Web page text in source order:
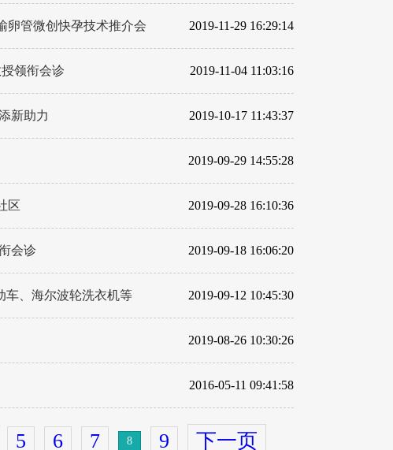
卵管微创快孕技术推介会 2019-11-29 16:29:14
领衔会诊 2019-11-04 11:03:16
新助力 2019-10-17 11:43:37
2019-09-29 14:55:28
区 2019-09-28 16:10:36
会诊 2019-09-18 16:06:20
车、海尔波轮洗衣机等 2019-09-12 10:45:30
2019-08-26 10:30:26
2016-05-11 09:41:58
5 6 7 8 9 下一页